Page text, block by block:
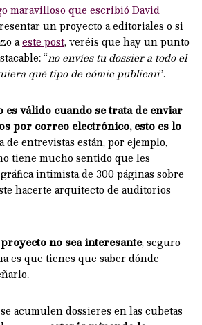
maravilloso que escribió David
un proyecto a editoriales o si
aeste post, veréis que hay un punto
“no envíes tu dossier a todo el
qué tipo de cómic publican”.
es válido cuando se trata de enviar
por correo electrónico, esto es lo
de entrevistas están, por ejemplo,
tiene mucho sentido que les
intimista de 300 páginas sobre
hacerte arquitecto de auditorios
no sea interesante, seguro
es que tienes que saber dónde
acumulen dossieres en las cubetas